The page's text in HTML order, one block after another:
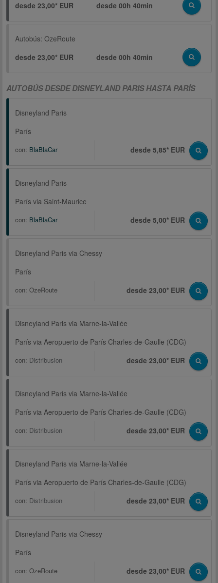
desde 23,00* EUR
desde00h 40min
Autobús: OzeRoute
desde 23,00* EUR
desde00h 40min
AUTOBÚS DESDE DISNEYLAND PARIS HASTA PARÍS
Disneyland Paris
París
con: BlaBlaCar desde 5,85* EUR
Disneyland Paris
París via Saint-Maurice
con: BlaBlaCar desde 5,00* EUR
Disneyland Paris via Chessy
París
con: OzeRoute desde 23,00* EUR
Disneyland Paris via Marne-la-Vallée
París via Aeropuerto de París Charles-de-Gaulle (CDG)
con: Distribusion desde 23,00* EUR
Disneyland Paris via Marne-la-Vallée
París via Aeropuerto de París Charles-de-Gaulle (CDG)
con: Distribusion desde 23,00* EUR
Disneyland Paris via Marne-la-Vallée
París via Aeropuerto de París Charles-de-Gaulle (CDG)
con: Distribusion desde 23,00* EUR
Disneyland Paris via Chessy
París
con: OzeRoute desde 23,00* EUR